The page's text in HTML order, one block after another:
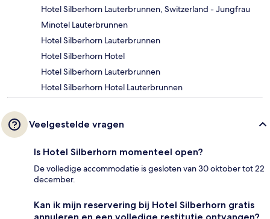
Hotel Silberhorn Lauterbrunnen, Switzerland - Jungfrau
Minotel Lauterbrunnen
Hotel Silberhorn Lauterbrunnen
Hotel Silberhorn Hotel
Hotel Silberhorn Lauterbrunnen
Hotel Silberhorn Hotel Lauterbrunnen
Veelgestelde vragen
Is Hotel Silberhorn momenteel open?
De volledige accommodatie is gesloten van 30 oktober tot 22
december.
Kan ik mijn reservering bij Hotel Silberhorn gratis